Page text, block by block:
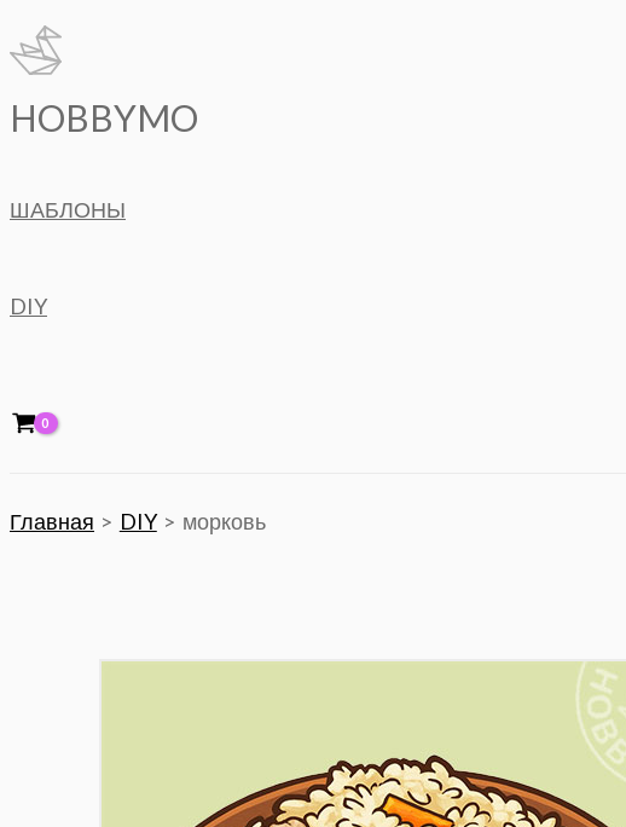
Перейти
к
содержимому
HOBBYMO
ШАБЛОНЫ
DIY
Главная DIY морковь